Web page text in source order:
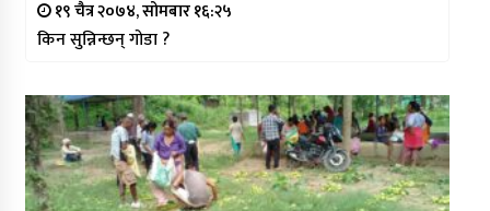
१९ चैत्र २०७४, सोमबार १६:२५
किन सुन्निन्छन् गोडा ?